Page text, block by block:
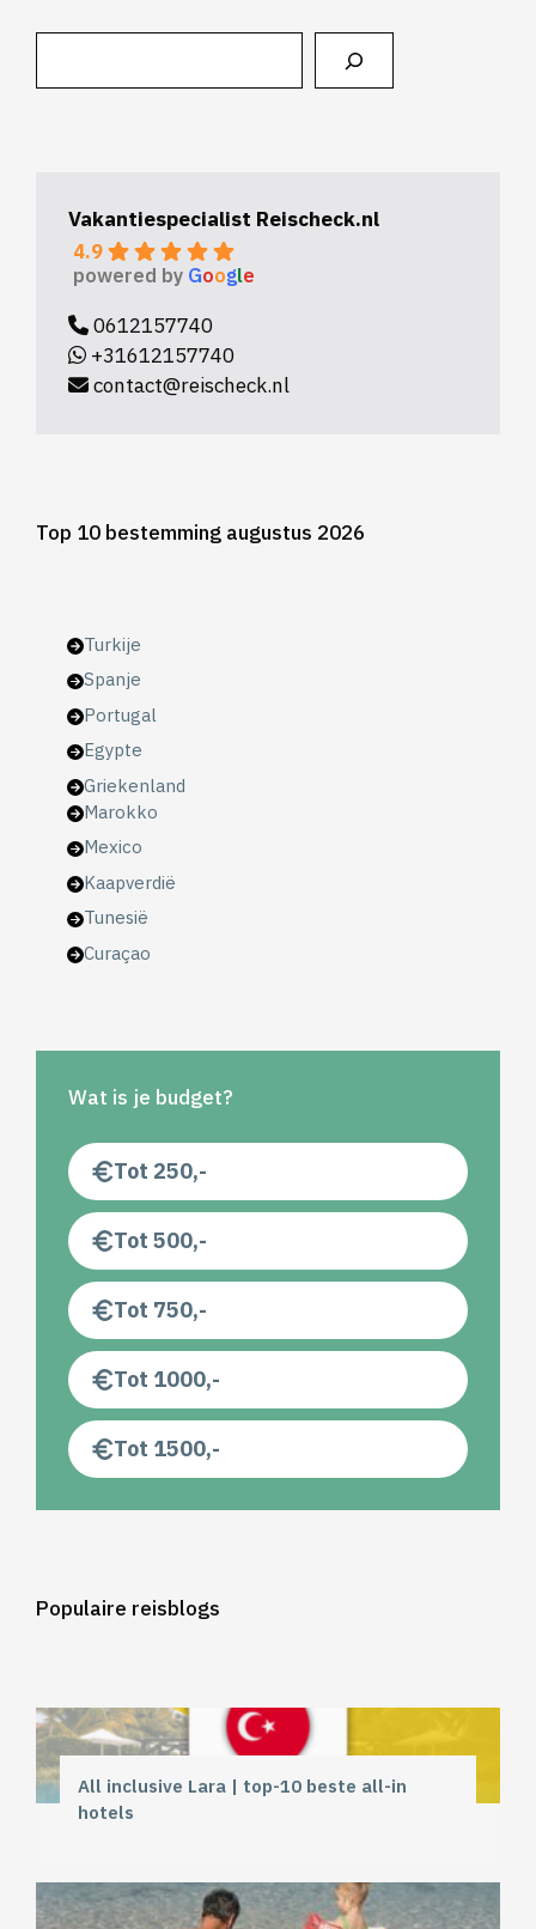
Vakantiespecialist Reischeck.nl
4.9
powered by Google
0612157740
+31612157740
contact@reischeck.nl
Top 10 bestemming augustus 2026
Turkije
Spanje
Portugal
Egypte
Griekenland
Marokko
Mexico
Kaapverdië
Tunesië
Curaçao
Wat is je budget?
Tot 250,-
Tot 500,-
Tot 750,-
Tot 1000,-
Tot 1500,-
Populaire reisblogs
All inclusive Lara | top-10 beste all-in
hotels